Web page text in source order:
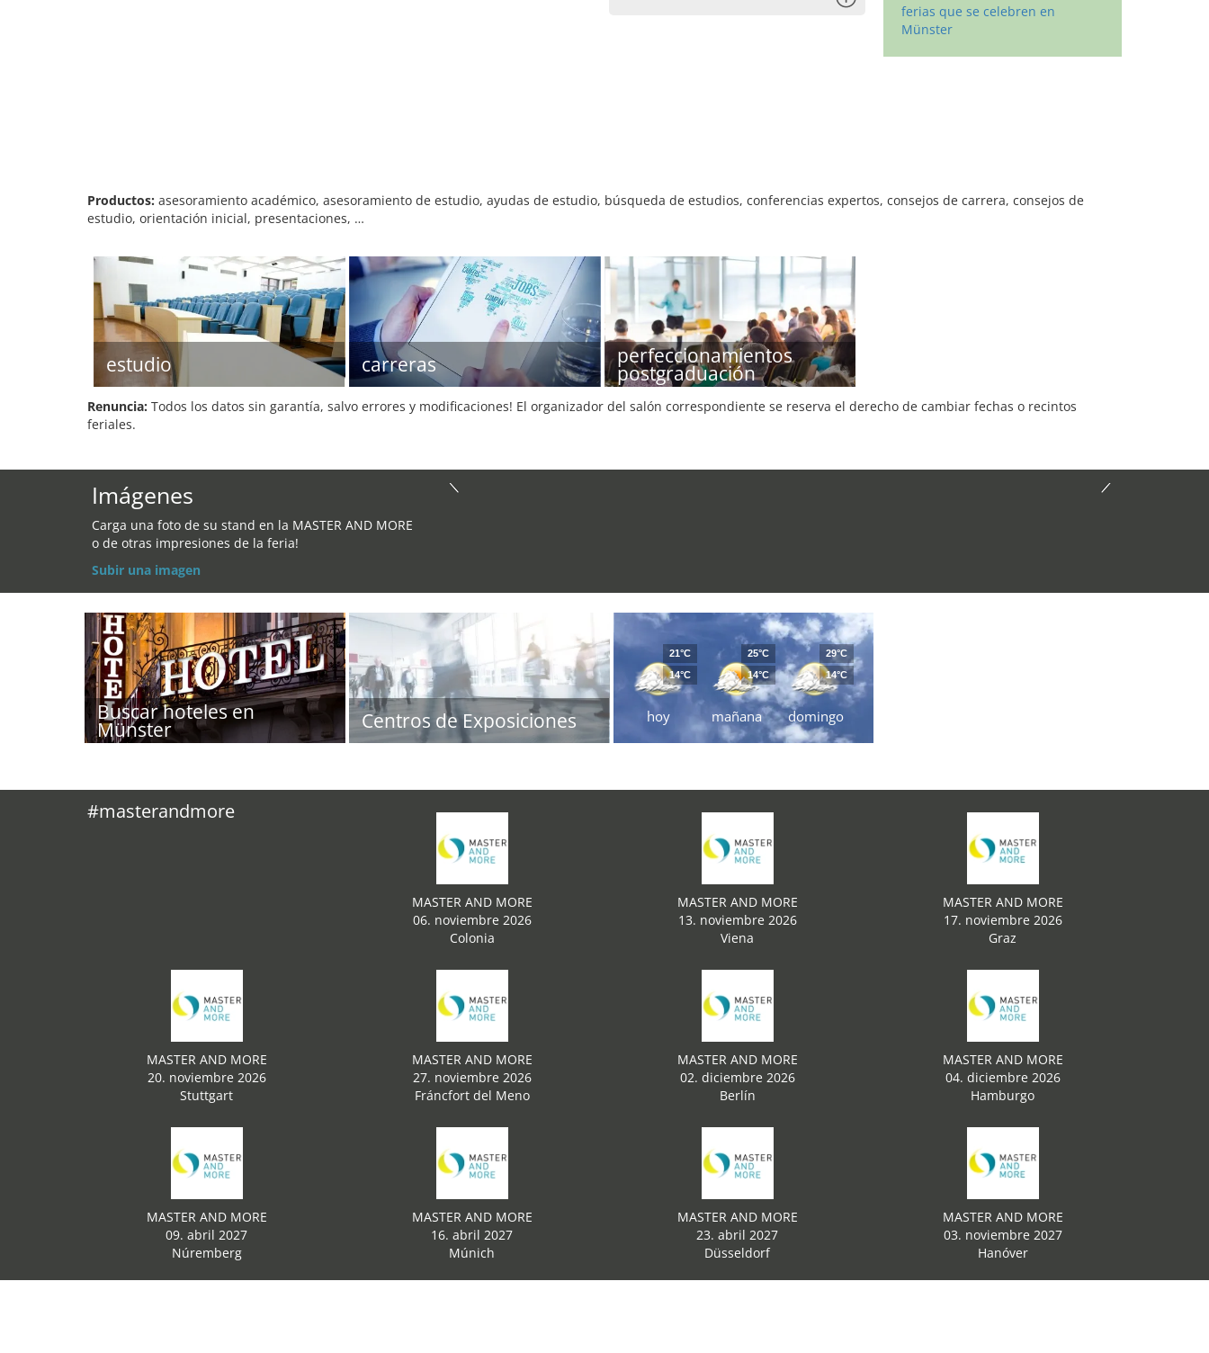
ferias que se celebren en
Münster
Productos: asesoramiento académico, asesoramiento de estudio, ayudas de estudio, búsqueda de estudios, conferencias expertos, consejos de carrera, consejos de
estudio, orientación inicial, presentaciones, …
estudio carreras perfeccionamientos
postgraduación
Renuncia: Todos los datos sin garantía, salvo errores y modificaciones! El organizador del salón correspondiente se reserva el derecho de cambiar fechas o recintos
feriales.
Imágenes
Carga una foto de su stand en la MASTER AND MORE
o de otras impresiones de la feria!
Subir una imagen
Buscar hoteles en
Münster Centros de Exposiciones hoy
21°C
14°C
mañana
25°C
14°C
domingo
29°C
14°C
#masterandmore
MASTER AND MORE
06. noviembre 2026
Colonia
MASTER AND MORE
13. noviembre 2026
Viena
MASTER AND MORE
17. noviembre 2026
Graz
MASTER AND MORE
20. noviembre 2026
Stuttgart
MASTER AND MORE
27. noviembre 2026
Fráncfort del Meno
MASTER AND MORE
02. diciembre 2026
Berlín
MASTER AND MORE
04. diciembre 2026
Hamburgo
MASTER AND MORE
09. abril 2027
Núremberg
MASTER AND MORE
16. abril 2027
Múnich
MASTER AND MORE
23. abril 2027
Düsseldorf
MASTER AND MORE
03. noviembre 2027
Hanóver